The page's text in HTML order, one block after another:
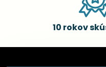
10 rokov